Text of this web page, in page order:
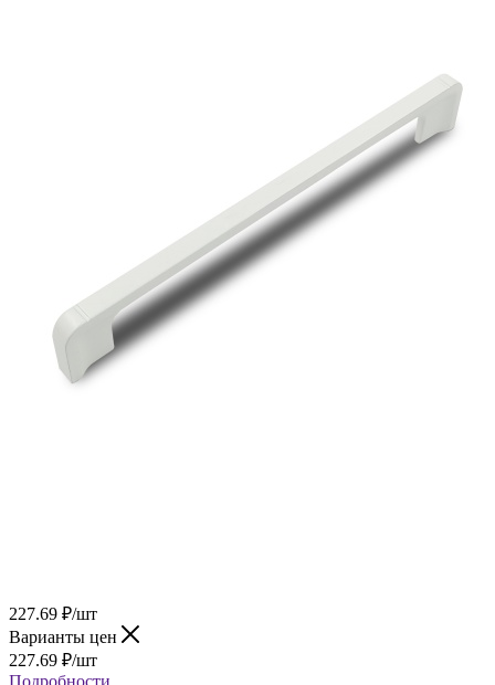
227.69 ₽/шт
Варианты цен
227.69 ₽/шт
Подробности